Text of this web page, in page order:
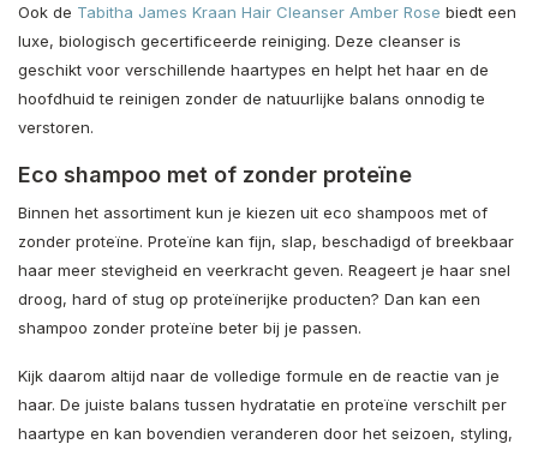
Ook de Tabitha James Kraan Hair Cleanser Amber Rose biedt een
luxe, biologisch gecertificeerde reiniging. Deze cleanser is
geschikt voor verschillende haartypes en helpt het haar en de
hoofdhuid te reinigen zonder de natuurlijke balans onnodig te
verstoren.
Eco shampoo met of zonder proteïne
Binnen het assortiment kun je kiezen uit eco shampoos met of
zonder proteïne. Proteïne kan fijn, slap, beschadigd of breekbaar
haar meer stevigheid en veerkracht geven. Reageert je haar snel
droog, hard of stug op proteïnerijke producten? Dan kan een
shampoo zonder proteïne beter bij je passen.
Kijk daarom altijd naar de volledige formule en de reactie van je
haar. De juiste balans tussen hydratatie en proteïne verschilt per
haartype en kan bovendien veranderen door het seizoen, styling,